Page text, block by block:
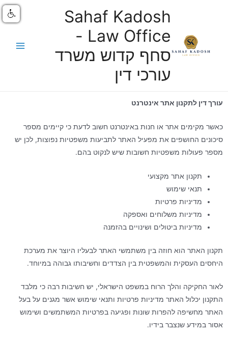
Sahaf Kadosh
Law Office -
סחף קדוש משרד
עורכי דין
עורך דין לתקנון אתר אינטרנט
כאשר מקימים אתר או חנות באינטרנט חשוב לדעת כי קיימים מספר
סיכונים החושפים את מפעיל האתר לתביעות משפטיות נפוצות, לכן יש
מספר פעולות משפטיות חשובות שיש לנקוט בהם.
תקנון אתר מקצועי
תנאי שימוש
מדיניות פרטיות
מדיניות משלוחים ואספקה
מדיניות ביטולים ושינויים בהזמנה
תקנון האתר הוא חוזה בין משתמשי האתר לבעליו היוצר את מערכת
היחסים העסקית והמשפטית בין הצדדים וחשיבותו גבוהה במיוחד.
לאור החקיקה והלך הרוח במשפט הישראלי, יש חשיבות רבה כי מלבד
התקנון יכלול האתר מדיניות פרטיות ותנאי שימוש אשר מגנים על בעל
האתר מחשיפה להפרות שונות ופגיעה בפרטיות המשתמשים ושימוש
אסור במידע שנצבר בידיו.